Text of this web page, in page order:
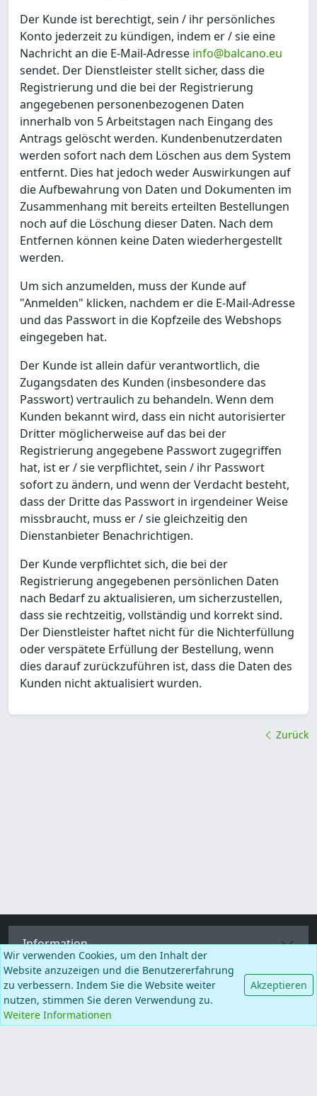
Der Kunde ist berechtigt, sein / ihr persönliches
Konto jederzeit zu kündigen, indem er / sie eine
Nachricht an die E-Mail-Adresse info@balcano.eu
sendet. Der Dienstleister stellt sicher, dass die
Registrierung und die bei der Registrierung
angegebenen personenbezogenen Daten
innerhalb von 5 Arbeitstagen nach Eingang des
Antrags gelöscht werden. Kundenbenutzerdaten
werden sofort nach dem Löschen aus dem System
entfernt. Dies hat jedoch weder Auswirkungen auf
die Aufbewahrung von Daten und Dokumenten im
Zusammenhang mit bereits erteilten Bestellungen
noch auf die Löschung dieser Daten. Nach dem
Entfernen können keine Daten wiederhergestellt
werden.
Um sich anzumelden, muss der Kunde auf
"Anmelden" klicken, nachdem er die E-Mail-Adresse
und das Passwort in die Kopfzeile des Webshops
eingegeben hat.
Der Kunde ist allein dafür verantwortlich, die
Zugangsdaten des Kunden (insbesondere das
Passwort) vertraulich zu behandeln. Wenn dem
Kunden bekannt wird, dass ein nicht autorisierter
Dritter möglicherweise auf das bei der
Registrierung angegebene Passwort zugegriffen
hat, ist er / sie verpflichtet, sein / ihr Passwort
sofort zu ändern, und wenn der Verdacht besteht,
dass der Dritte das Passwort in irgendeiner Weise
missbraucht, muss er / sie gleichzeitig den
Dienstanbieter Benachrichtigen.
Der Kunde verpflichtet sich, die bei der
Registrierung angegebenen persönlichen Daten
nach Bedarf zu aktualisieren, um sicherzustellen,
dass sie rechtzeitig, vollständig und korrekt sind.
Der Dienstleister haftet nicht für die Nichterfüllung
oder verspätete Erfüllung der Bestellung, wenn
dies darauf zurückzuführen ist, dass die Daten des
Kunden nicht aktualisiert wurden.
Zurück
Information
Kategorien
Mehr Seiten
Wir verwenden Cookies, um den Inhalt der
Website anzuzeigen und die Benutzererfahrung
zu verbessern. Indem Sie die Website weiter
nutzen, stimmen Sie deren Verwendung zu.
Weitere Informationen
Akzeptieren